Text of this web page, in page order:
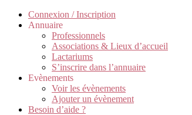
Connexion / Inscription
Annuaire
Professionnels
Associations & Lieux d’accueil
Lactariums
S’inscrire dans l’annuaire
Evènements
Voir les évènements
Ajouter un évènement
Besoin d’aide ?